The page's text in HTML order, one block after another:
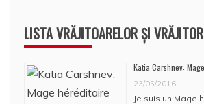
LISTA VRĂJITOARELOR ȘI
Katia Carshnev:
23/05/2016
Je suis un Mage